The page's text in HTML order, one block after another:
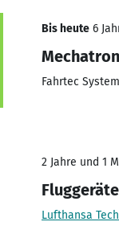
Bis heute 6
Fahrtec
2 Jahre und 1
Lufthansa